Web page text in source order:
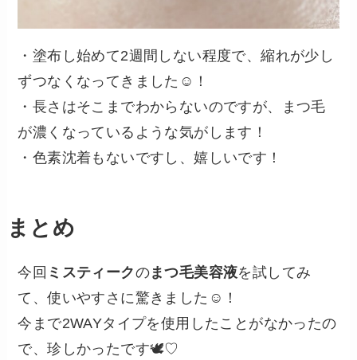
・塗布し始めて2週間しない程度で、縮れが少し
ずつなくなってきました☺️！
・長さはそこまでわからないのですが、まつ毛
が濃くなっているような気がします！
・色素沈着もないですし、嬉しいです！
まとめ
今回 ミスティークのまつ毛美容液を試してみ
て、使いやすさに驚きました☺️！
今まで2WAYタイプを使用したことがなかったの
で、珍しかったです🕊️♡